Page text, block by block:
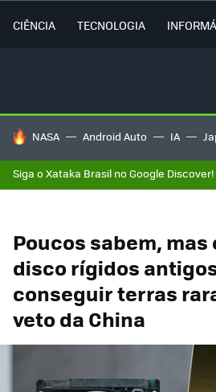
CIÊNCIA TECNOLOGIA
TENDÊNCIAS DO DIA
NASA Android Auto IA
Siga o Xataka Brasil no Google Discover!
Poucos sabem, mas
disco rígidos
conseguir terras
veto da China